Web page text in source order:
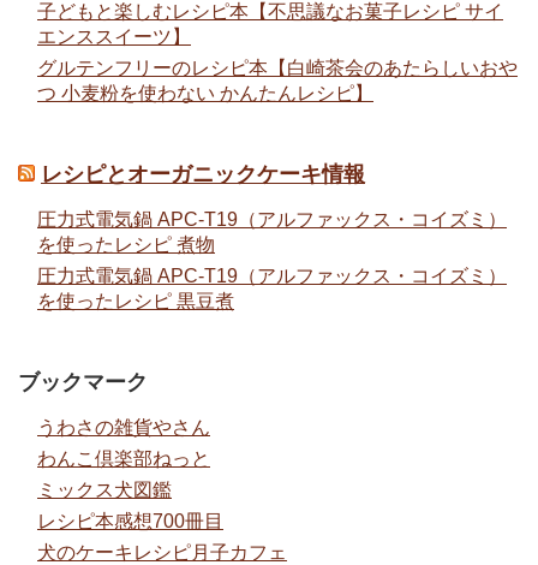
子どもと楽しむレシピ本【不思議なお菓子レシピ サイ
エンススイーツ】
グルテンフリーのレシピ本【白崎茶会のあたらしいおや
つ 小麦粉を使わない かんたんレシピ】
レシピとオーガニックケーキ情報
圧力式電気鍋 APC-T19（アルファックス・コイズミ）
を使ったレシピ 煮物
圧力式電気鍋 APC-T19（アルファックス・コイズミ）
を使ったレシピ 黒豆煮
ブックマーク
うわさの雑貨やさん
わんこ倶楽部ねっと
ミックス犬図鑑
レシピ本感想700冊目
犬のケーキレシピ月子カフェ